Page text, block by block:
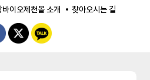
바이오제천몰 소개 찾아오시는 길